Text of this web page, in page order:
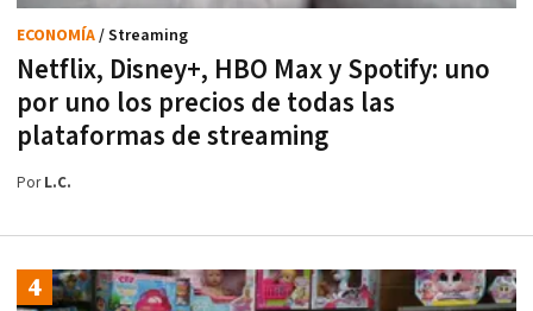
Netflix, Disney+, HBO Max y Spotify: uno
por uno los precios de todas las
plataformas de streaming
ECONOMÍA/ Streaming
PorL.C.